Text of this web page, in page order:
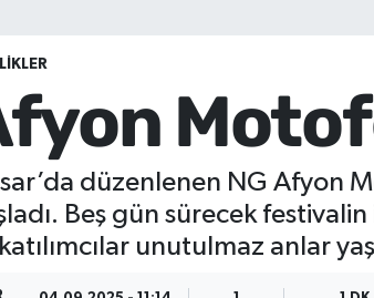
düzenlenen NG Afyon
Beş gün sürecek
unutulmaz anlar